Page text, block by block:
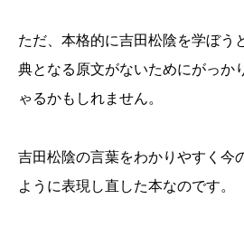
ただ、本格的に吉田松陰を学ぼう
典となる原文がないためにがっか
ゃるかもしれません。
吉田松陰の言葉をわかりやすく今
ように表現し直した本なのです。